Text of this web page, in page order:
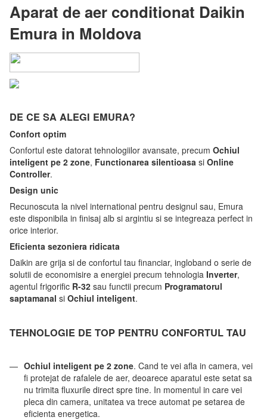
Aparat de aer conditionat Daikin
Emura in Moldova
DE CE SA ALEGI EMURA?
Confort optim
Confortul este datorat tehnologiilor avansate, precum Ochiul
inteligent pe 2 zone, Functionarea silentioasa si Online
Controller.
Design unic
Recunoscuta la nivel international pentru designul sau, Emura
este disponibila in finisaj alb si argintiu si se integreaza perfect in
orice interior.
Eficienta sezoniera ridicata
Daikin are grija si de confortul tau financiar, ingloband o serie de
solutii de economisire a energiei precum tehnologia Inverter,
agentul frigorific R-32 sau functii precum Programatorul
saptamanal si Ochiul inteligent.
TEHNOLOGIE DE TOP PENTRU CONFORTUL TAU
Ochiul inteligent pe 2 zone. Cand te vei afla in camera, vei
fi protejat de rafalele de aer, deoarece aparatul este setat sa
nu trimita fluxurile direct spre tine. In momentul in care vei
pleca din camera, unitatea va trece automat pe setarea de
eficienta energetica.